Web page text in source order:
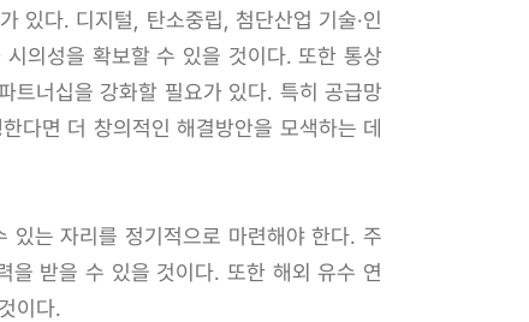
있다. 디지털, 탄소중립, 첨단산업 기술·인
의성을 확보할 수 있을 것이다. 또한 통상
트너십을 강화할 필요가 있다. 특히 공급망
다면 더 창의적인 해결방안을 모색하는 데
있는 자리를 정기적으로 마련해야 한다. 주
을 받을 수 있을 것이다. 또한 해외 유수 연
이다.